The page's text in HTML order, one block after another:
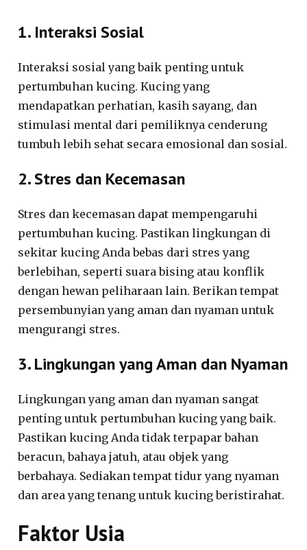
1. Interaksi Sosial
Interaksi sosial yang baik penting untuk
pertumbuhan kucing. Kucing yang
mendapatkan perhatian, kasih sayang, dan
stimulasi mental dari pemiliknya cenderung
tumbuh lebih sehat secara emosional dan sosial.
2. Stres dan Kecemasan
Stres dan kecemasan dapat mempengaruhi
pertumbuhan kucing. Pastikan lingkungan di
sekitar kucing Anda bebas dari stres yang
berlebihan, seperti suara bising atau konflik
dengan hewan peliharaan lain. Berikan tempat
persembunyian yang aman dan nyaman untuk
mengurangi stres.
3. Lingkungan yang Aman dan Nyaman
Lingkungan yang aman dan nyaman sangat
penting untuk pertumbuhan kucing yang baik.
Pastikan kucing Anda tidak terpapar bahan
beracun, bahaya jatuh, atau objek yang
berbahaya. Sediakan tempat tidur yang nyaman
dan area yang tenang untuk kucing beristirahat.
Faktor Usia